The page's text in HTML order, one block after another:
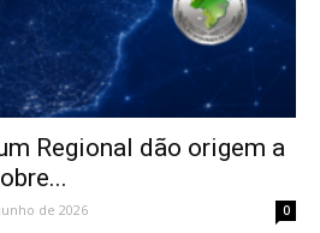
Regional dão origem a
de 2026 0